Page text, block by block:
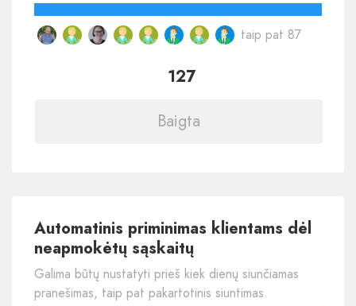
127
Baigta
taip pat 87
Automatinis priminimas klientams dėl
neapmokėtų sąskaitų
Galima būtų nustatyti prieš kiek dienų siunčiamas
pranešimas, taip pat pakartotinis siuntimas.